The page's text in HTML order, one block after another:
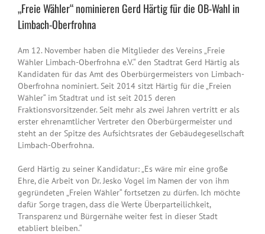
„Freie Wähler“ nominieren Gerd Härtig für die OB-Wahl in
Limbach-Oberfrohna
Am 12. November haben die Mitglieder des Vereins „Freie
Wähler Limbach-Oberfrohna e.V.“ den Stadtrat Gerd Härtig als
Kandidaten für das Amt des Oberbürgermeisters von Limbach-
Oberfrohna nominiert. Seit 2014 sitzt Härtig für die „Freien
Wähler“ im Stadtrat und ist seit 2015 deren
Fraktionsvorsitzender. Seit mehr als zwei Jahren vertritt er als
erster ehrenamtlicher Vertreter den Oberbürgermeister und
steht an der Spitze des Aufsichtsrates der Gebäudegesellschaft
Limbach-Oberfrohna.
Gerd Härtig zu seiner Kandidatur: „Es wäre mir eine große
Ehre, die Arbeit von Dr. Jesko Vogel im Namen der von ihm
gegründeten „Freien Wähler“ fortsetzen zu dürfen. Ich möchte
dafür Sorge tragen, dass die Werte Überparteilichkeit,
Transparenz und Bürgernähe weiter fest in dieser Stadt
etabliert bleiben.“